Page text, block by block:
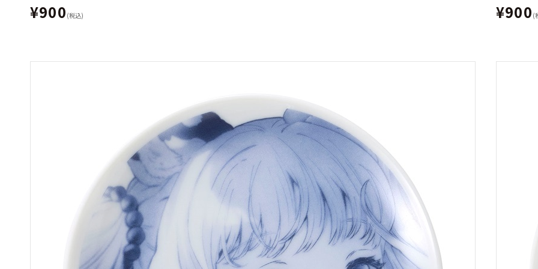
¥900 (税込) ¥900 (